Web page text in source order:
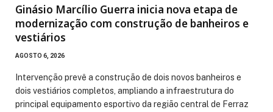
Ginásio Marcílio Guerra inicia nova etapa de
modernização com construção de banheiros e
vestiários
AGOSTO 6, 2026
Intervenção prevê a construção de dois novos banheiros e
dois vestiários completos, ampliando a infraestrutura do
principal equipamento esportivo da região central de Ferraz